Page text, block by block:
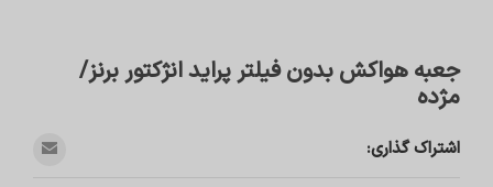
جعبه هواکش بدون فیلتر پراید انژکتور برنز/
مژده
اشتراک گذاری: